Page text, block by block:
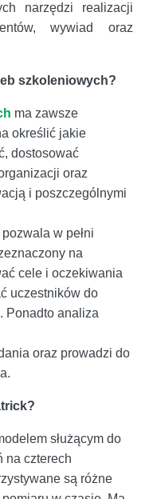
narzędzi realizacji
wywiad oraz
szkoleniowych?
ma zawsze
określić jakie
dostosować
oraz
i poszczególnymi
w pełni
na
cele i oczekiwania
uczestników do
Ponadto analiza
oraz prowadzi do
służącym do
na czterech
są różne